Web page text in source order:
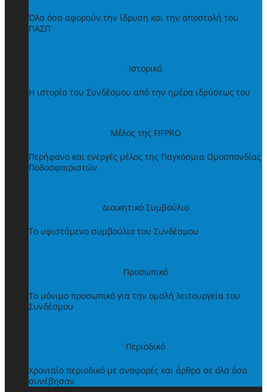
Όλα όσα αφορούν την ίδρυση και την αποστολή του
ΠΑΣΠ
Ιστορικό
Η ιστορία του Συνδέσμου από την ημέρα ιδρύσεως του
Μέλος της FIFPRO
Περήφανο και ενεργές μέλος της Παγκόσμια Ομοσπονδίας
Ποδοσφαιριστών
Διοικητικό Συμβούλιο
Το υφιστάμενο συμβούλιο του Συνδέσμου
Προσωπικό
Το μόνιμο προσωπικό για την ομαλή λειτουργεία του
Συνδέσμου
Περιοδικό
Χρονιαίο περιοδικό με αναφορές και άρθρα σε όλα όσα
συνέβησαν